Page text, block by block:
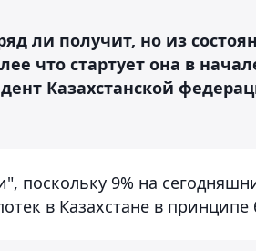
ли получит, но из
что стартует она в
Казахстанской
поскольку 9% на
в Казахстане в